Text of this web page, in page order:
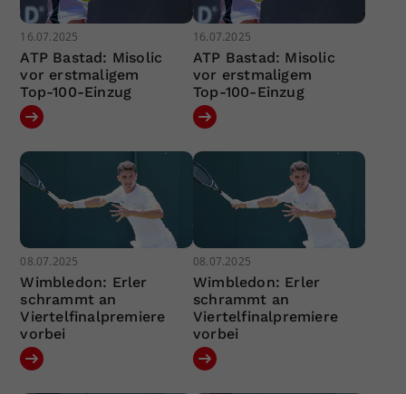
16.07.2025
ATP Bastad: Misolic
vor erstmaligem
Top-100-Einzug
16.07.2025
ATP Bastad: Misolic
vor erstmaligem
Top-100-Einzug
08.07.2025
Wimbledon: Erler
schrammt an
Viertelfinalpremiere
vorbei
08.07.2025
Wimbledon: Erler
schrammt an
Viertelfinalpremiere
vorbei